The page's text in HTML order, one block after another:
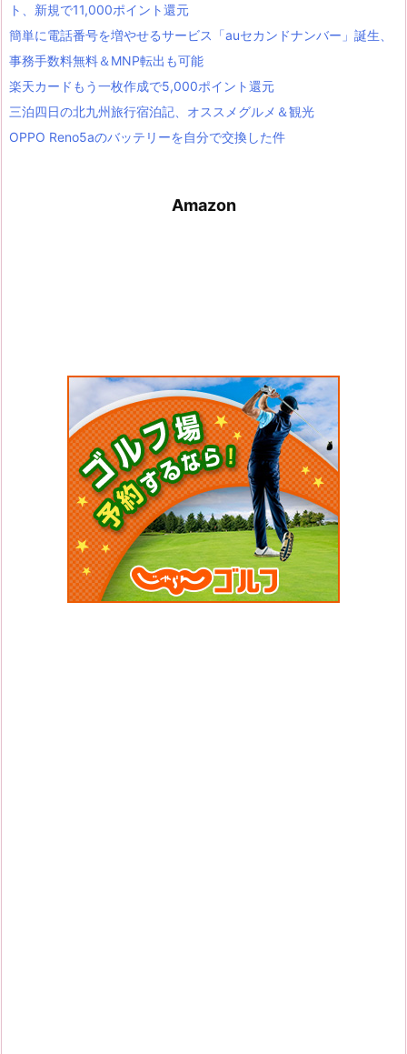
ト、新規で11,000ポイント還元
簡単に電話番号を増やせるサービス「auセカンドナンバー」誕生、
事務手数料無料＆MNP転出も可能
楽天カードもう一枚作成で5,000ポイント還元
三泊四日の北九州旅行宿泊記、オススメグルメ＆観光
OPPO Reno5aのバッテリーを自分で交換した件
Amazon